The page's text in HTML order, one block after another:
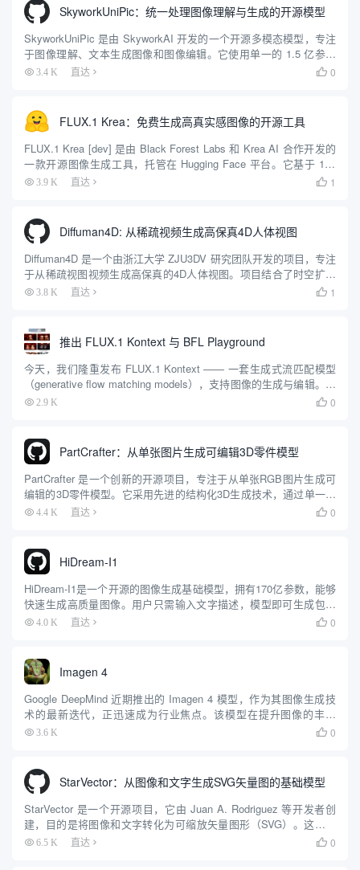
SkyworkUniPic：统一处理图像理解与生成的开源模型
SkyworkUniPic 是由 SkyworkAI 开发的一个开源多模态模型，专注
于图像理解、文本生成图像和图像编辑。它使用单一的 1.5 亿参数
架构，整合了三种视觉语言任务。用户可以在消费级 GPU（如 RTX
3.4 K 直达  0
FLUX.1 Krea：免费生成高真实感图像的开源工具
FLUX.1 Krea [dev] 是由 Black Forest Labs 和 Krea AI 合作开发的
一款开源图像生成工具，托管在 Hugging Face 平台。它基于 120
亿参数的 rectified flow transfo...
3.9 K 直达  1
Diffuman4D: 从稀疏视频生成高保真4D人体视图
Diffuman4D 是一个由浙江大学 ZJU3DV 研究团队开发的项目，专注
于从稀疏视图视频生成高保真的4D人体视图。项目结合了时空扩散
模型和 4DGS（4D Gaussian Splatting）技术，解决了传统方法在
3.8 K 直达  1
推出 FLUX.1 Kontext 与 BFL Playground
今天，我们隆重发布 FLUX.1 Kontext —— 一套生成式流匹配模型
（generative flow matching models），支持图像的生成与编辑。与
现有文本生成图像模型不同，FLUX.1 Kontext 系列支持上下文感...
2.9 K  0
PartCrafter：从单张图片生成可编辑3D零件模型
PartCrafter 是一个创新的开源项目，专注于从单张RGB图片生成可
编辑的3D零件模型。它采用先进的结构化3D生成技术，通过单一图
像同时生成多个具有语义意义的3D零件，适用于游戏开发、产品设
4.4 K 直达  0
HiDream-I1
HiDream-I1是一个开源的图像生成基础模型，拥有170亿参数，能够
快速生成高质量图像。用户只需输入文字描述，模型即可生成包括
写实、卡通、艺术等多种风格的图像。该项目由HiDream.ai团队开
4.0 K 直达  0
Imagen 4
Google DeepMind 近期推出的 Imagen 4 模型，作为其图像生成技
术的最新迭代，正迅速成为行业焦点。该模型在提升图像的丰富
性、细节精确度以及生成速度方面取得了显著进展，致力于将用户
3.6 K  0
StarVector：从图像和文字生成SVG矢量图的基础模型
StarVector 是一个开源项目，它由 Juan A. Rodriguez 等开发者创
建，目的是将图像和文字转化为可缩放矢量图形（SVG）。这个工
具使用视觉语言模型，能够理解图像内容和文字指令，生成高质量
6.5 K 直达  0